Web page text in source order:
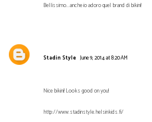
Bellissimo...anche io adoro quel brand di bikini!
Stadin Style June 9, 2014 at 8:20 AM
Nice bikini! Looks good on you!
http://www.stadinstyle.helsinkids.fi/